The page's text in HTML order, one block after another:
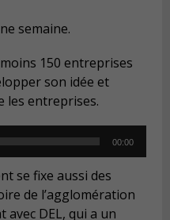
semaine.
150 entreprises
son idée et
les entreprises.
00:00
se fixe aussi des
de l’agglomération
DEL, qui a un